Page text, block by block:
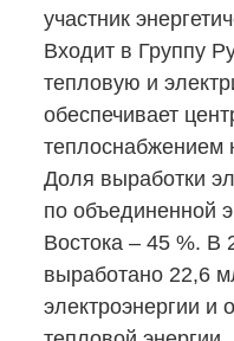
участник
Входит в Группу
тепловую и
обеспечивает
теплоснабжением
Доля выработки
по объединенной
Востока – 45 %. В
выработано 22,6
электроэнергии и